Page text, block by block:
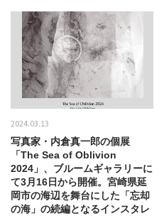
2024.03.13
写真家・内倉真一郎の個展
「The Sea of Oblivion
2024」、ブルームギャラリーに
て3月16日から開催。宮崎県延
岡市の海辺を舞台にした「忘却
の海」の続編となるインスタレ